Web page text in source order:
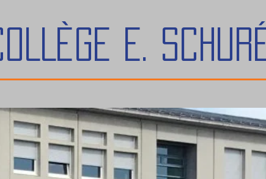
COLLÈGE E. Schuré